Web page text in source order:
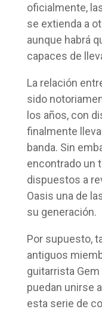
oficialmente,
se extienda a
aunque habrá
capaces de
La relación
sido
los años, con
finalmente
banda. Sin
encontrado un
dispuestos a
Oasis una de
su generación.
Por supuesto,
antiguos
guitarrista
puedan unirse
esta serie de